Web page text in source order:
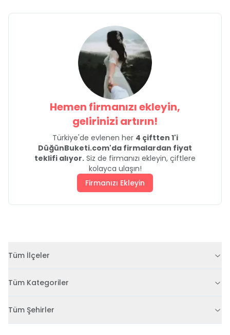
Hemen firmanızı ekleyin,
gelirinizi artırın!
Türkiye'de evlenen her 4 çiftten 1'i
DüğünBuketi.com'da firmalardan fiyat
teklifi alıyor. Siz de firmanızı ekleyin, çiftlere
kolayca ulaşın!
Firmanızı Ekleyin
Tüm İlçeler
Tüm Kategoriler
Tüm Şehirler